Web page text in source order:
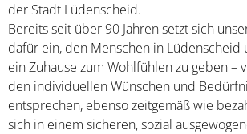
der Stadt Lüdenscheid.
Bereits seit über 90 Jahren setzt sich
dafür ein, den Menschen in Lüdenscheid
ein Zuhause zum Wohlfühlen zu geben –
den individuellen Wünschen und
entsprechen, ebenso zeitgemäß wie
sich in einem sicheren, sozial